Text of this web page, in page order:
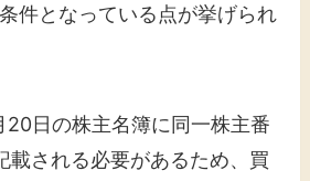
件となっている点が挙げられ
日の株主名簿に同一株主番
載される必要があるため、買